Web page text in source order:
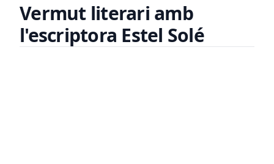
Vermut literari amb
l'escriptora Estel Solé